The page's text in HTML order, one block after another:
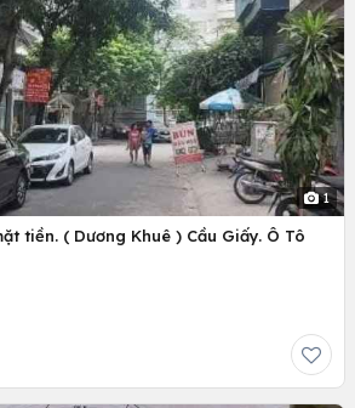
1
tiền. ( Dương Khuê ) Cầu Giấy. Ô Tô